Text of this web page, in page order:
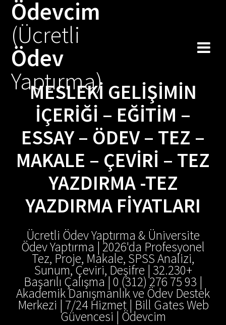
Ödevcim
(Ücretli
Ödev
Yaptırma)
MESLEKI GELIŞIMIN
İÇERIĞI – EĞITIM –
ESSAY – ÖDEV – TEZ –
MAKALE – ÇEVIRI – TEZ
YAZDIRMA -TEZ
YAZDIRMA FIYATLARI
Ücretli Ödev Yaptırma & Üniversite
Ödev Yaptırma | 2026'da Profesyonel
Tez, Proje, Makale, SPSS Analizi,
Sunum, Çeviri, Deşifre | 32.230+
Başarılı Çalışma | 0 (312) 276 75 93 |
Akademik Danışmanlık ve Ödev Destek
Merkezi | 7/24 Hizmet | Bill Gates Web
Güvencesi | Ödevcim